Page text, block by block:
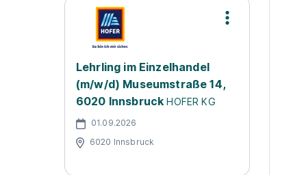
Lehrling im Einzelhandel
(m/w/d) Museumstraße 14,
6020 Innsbruck HOFER KG
01.09.2026
6020 Innsbruck